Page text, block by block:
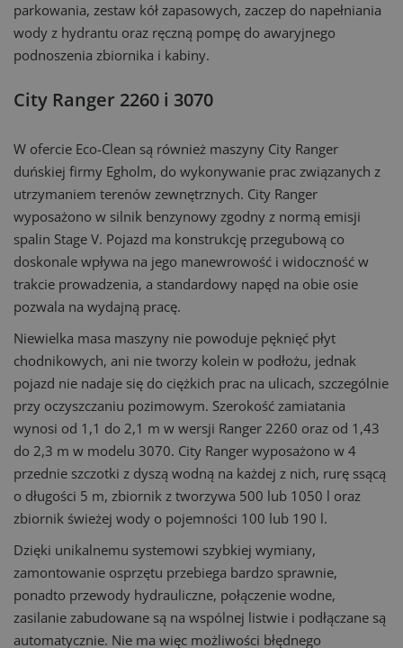
parkowania, zestaw kół zapasowych, zaczep do napełniania
wody z hydrantu oraz ręczną pompę do awaryjnego
podnoszenia zbiornika i kabiny.
City Ranger 2260 i 3070
W ofercie Eco-Clean są również maszyny City Ranger
duńskiej firmy Egholm, do wykonywanie prac związanych z
utrzymaniem terenów zewnętrznych. City Ranger
wyposażono w silnik benzynowy zgodny z normą emisji
spalin Stage V. Pojazd ma konstrukcję przegubową co
doskonale wpływa na jego manewrowość i widoczność w
trakcie prowadzenia, a standardowy napęd na obie osie
pozwala na wydajną pracę.
Niewielka masa maszyny nie powoduje pęknięć płyt
chodnikowych, ani nie tworzy kolein w podłożu, jednak
pojazd nie nadaje się do ciężkich prac na ulicach, szczególnie
przy oczyszczaniu pozimowym. Szerokość zamiatania
wynosi od 1,1 do 2,1 m w wersji Ranger 2260 oraz od 1,43
do 2,3 m w modelu 3070. City Ranger wyposażono w 4
przednie szczotki z dyszą wodną na każdej z nich, rurę ssącą
o długości 5 m, zbiornik z tworzywa 500 lub 1050 l oraz
zbiornik świeżej wody o pojemności 100 lub 190 l.
Dzięki unikalnemu systemowi szybkiej wymiany,
zamontowanie osprzętu przebiega bardzo sprawnie,
ponadto przewody hydrauliczne, połączenie wodne,
zasilanie zabudowane są na wspólnej listwie i podłączane są
automatycznie. Nie ma więc możliwości błędnego